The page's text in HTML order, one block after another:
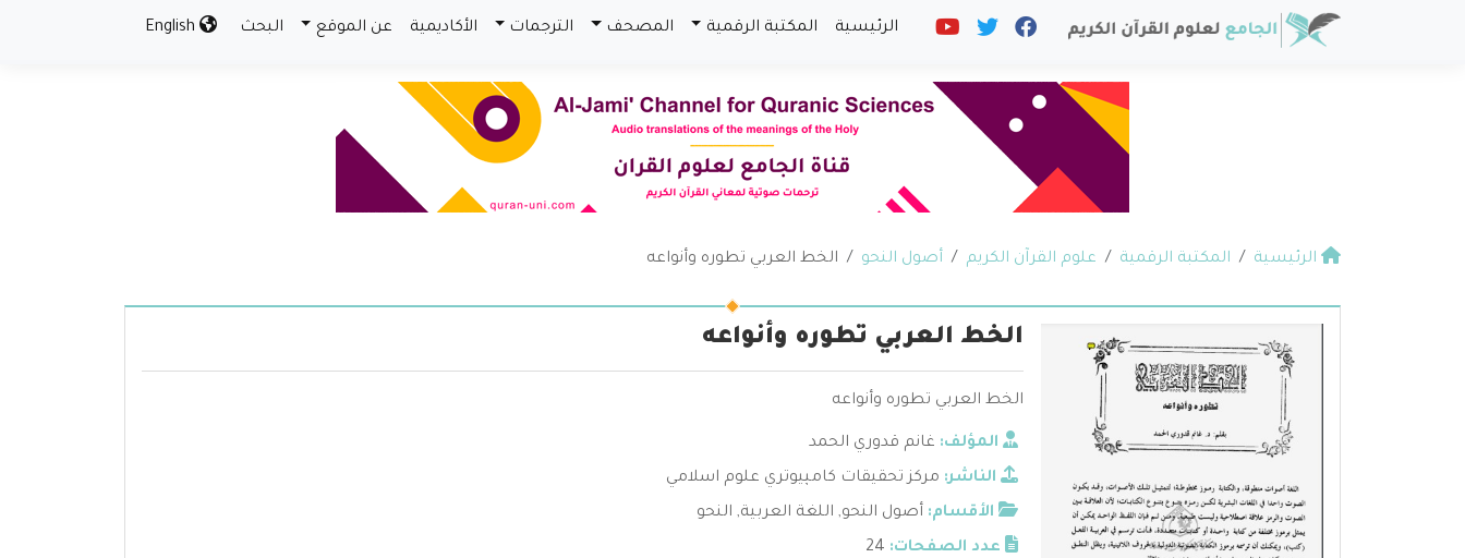
الرئيسية المكتبة الرقمية المصحف الترجمات الأكاديمية عن الموقع البحث
الرئيسية المكتبة الرقمية علوم القرآن الكريم أصول النحو الخط العربي تطوره وأنواعه
الخط العربي تطوره وأنواعه
الخط العربي تطوره وأنواعه
المؤلف: غانم قدوري الحمد
الناشر: مركز تحقيقات كامپيوتري علوم اسلامي
الأقسام: أصول النحو, اللغة العربية, النحو
عدد الصفحات: 24